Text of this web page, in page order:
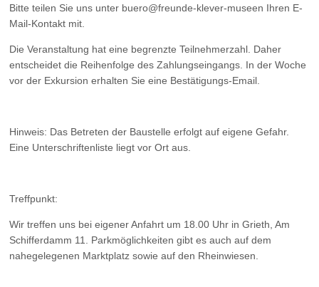
Bitte teilen Sie uns unter buero@freunde-klever-museen Ihren E-
Mail-Kontakt mit.
Die Veranstaltung hat eine begrenzte Teilnehmerzahl. Daher
entscheidet die Reihenfolge des Zahlungseingangs. In der Woche
vor der Exkursion erhalten Sie eine Bestätigungs-Email.
Hinweis: Das Betreten der Baustelle erfolgt auf eigene Gefahr.
Eine Unterschriftenliste liegt vor Ort aus.
Treffpunkt:
Wir treffen uns bei eigener Anfahrt um 18.00 Uhr in Grieth, Am
Schifferdamm 11. Parkmöglichkeiten gibt es auch auf dem
nahegelegenen Marktplatz sowie auf den Rheinwiesen.